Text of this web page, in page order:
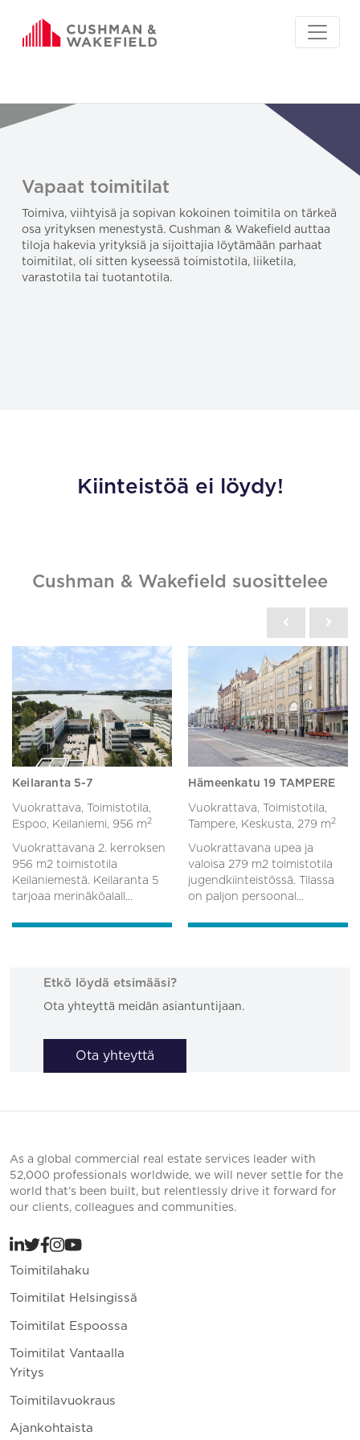
Vapaat toimitilat
Toimiva, viihtyisä ja sopivan kokoinen toimitila on tärkeä
osa yrityksen menestystä. Cushman & Wakefield auttaa
tiloja hakevia yrityksiä ja sijoittajia löytämään parhaat
toimitilat, oli sitten kyseessä toimistotila, liiketila,
varastotila tai tuotantotila.
Kiinteistöä ei löydy!
Cushman & Wakefield suosittelee
Keilaranta 5-7
Vuokrattava, Toimistotila,
Espoo, Keilaniemi, 956 m 2
Vuokrattavana 2. kerroksen
956 m2 toimistotila
Keilaniemestä. Keilaranta 5
tarjoaa merinäköalall...
Hämeenkatu 19 TAMPERE
Vuokrattava, Toimistotila,
Tampere, Keskusta, 279 m 2
Vuokrattavana upea ja
valoisa 279 m2 toimistotila
jugendkiinteistössä. Tilassa
on paljon persoonal...
Etkö löydä etsimääsi?
Ota yhteyttä meidän asiantuntijaan.
Ota yhteyttä
As a global commercial real estate services leader with
52,000 professionals worldwide, we will never settle for the
world that’s been built, but relentlessly drive it forward for
our clients, colleagues and communities.
Toimitilahaku
Toimitilat Helsingissä
Toimitilat Espoossa
Toimitilat Vantaalla
Yritys
Toimitilavuokraus
Ajankohtaista